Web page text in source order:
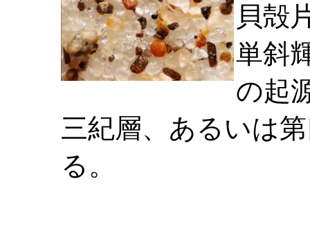
貝殻
単斜
の起
三紀層、あるいは
る。